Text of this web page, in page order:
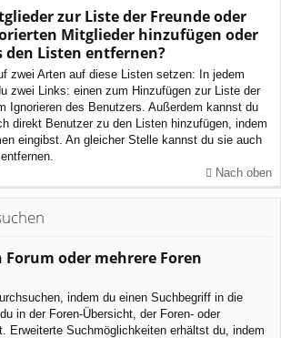
zur Liste der Freunde oder
Mitglieder hinzufügen oder
den Listen entfernen?
zwei Arten auf diese Listen setzen: In jedem
zwei Links: einen zum Hinzufügen zur Liste der
Ignorieren des Benutzers. Außerdem kannst du
direkt Benutzer zu den Listen hinzufügen, indem
eingibst. An gleicher Stelle kannst du sie auch
Nach oben
oder mehrere Foren
indem du einen Suchbegriff in die
in der Foren-Übersicht, der Foren- oder
Erweiterte Suchmöglichkeiten erhältst du, indem